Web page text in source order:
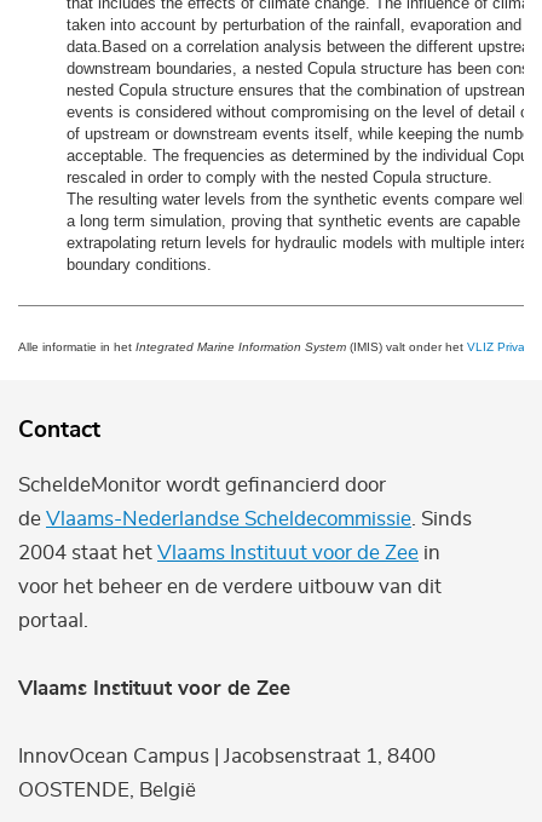
taken into account by perturbation of the rainfall, evaporation and
data.Based on a correlation analysis between the different
downstream boundaries, a nested Copula structure has been
nested Copula structure ensures that the combination of upstream
events is considered without compromising on the level of detail of
of upstream or downstream events itself, while keeping the
acceptable. The frequencies as determined by the individual
rescaled in order to comply with the nested Copula structure.
The resulting water levels from the synthetic events compare well
a long term simulation, proving that synthetic events are capable of
extrapolating return levels for hydraulic models with multiple
boundary conditions.
Alle informatie in het Integrated Marine Information System (IMIS) valt onder het VLIZ Privacy
Contact
ScheldeMonitor wordt gefinancierd door
de Vlaams-Nederlandse Scheldecommissie . Sinds
2004 staat het Vlaams Instituut voor de Zee in
voor het beheer en de verdere uitbouw van dit
portaal.
Vlaams Instituut voor de Zee
InnovOcean Campus | Jacobsenstraat 1, 8400
OOSTENDE, België